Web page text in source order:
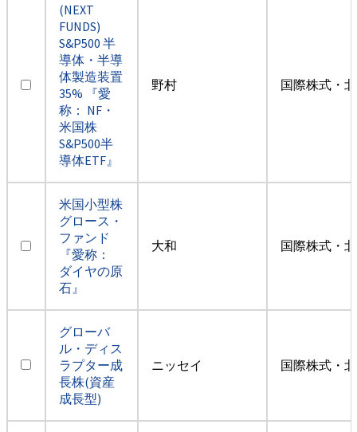
(NEXT
FUNDS)
S&P500 半
導体・半導
体製造装置
35% 『愛
称： NF・
米国株
S&P500半
導体ETF』
野村 国際株式・
米国小型株
グロース・
ファンド
『愛称：
ダイヤの原
石』
大和 国際株式・
グローバ
ル・ディス
ラプター成
長株(資産
成長型)
ニッセイ 国際株式・